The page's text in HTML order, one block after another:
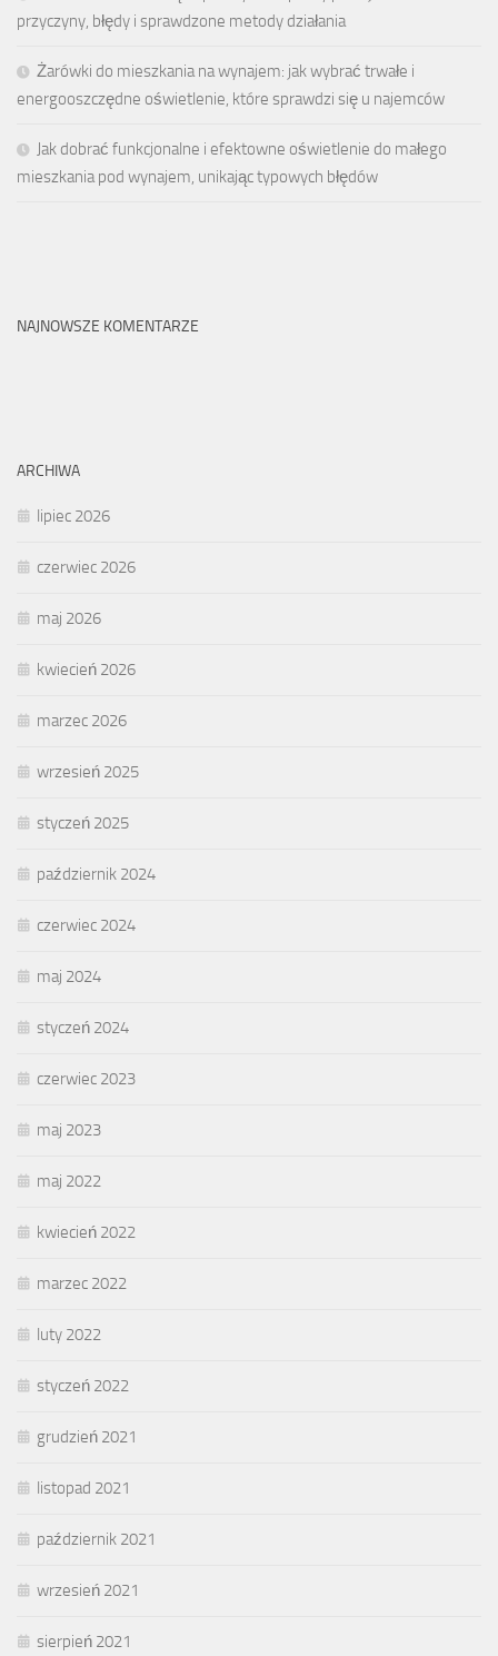
przyczyny, błędy i sprawdzone metody działania
Żarówki do mieszkania na wynajem: jak wybrać trwałe i
energooszczędne oświetlenie, które sprawdzi się u najemców
Jak dobrać funkcjonalne i efektowne oświetlenie do małego
mieszkania pod wynajem, unikając typowych błędów
NAJNOWSZE KOMENTARZE
ARCHIWA
lipiec 2026
czerwiec 2026
maj 2026
kwiecień 2026
marzec 2026
wrzesień 2025
styczeń 2025
październik 2024
czerwiec 2024
maj 2024
styczeń 2024
czerwiec 2023
maj 2023
maj 2022
kwiecień 2022
marzec 2022
luty 2022
styczeń 2022
grudzień 2021
listopad 2021
październik 2021
wrzesień 2021
sierpień 2021